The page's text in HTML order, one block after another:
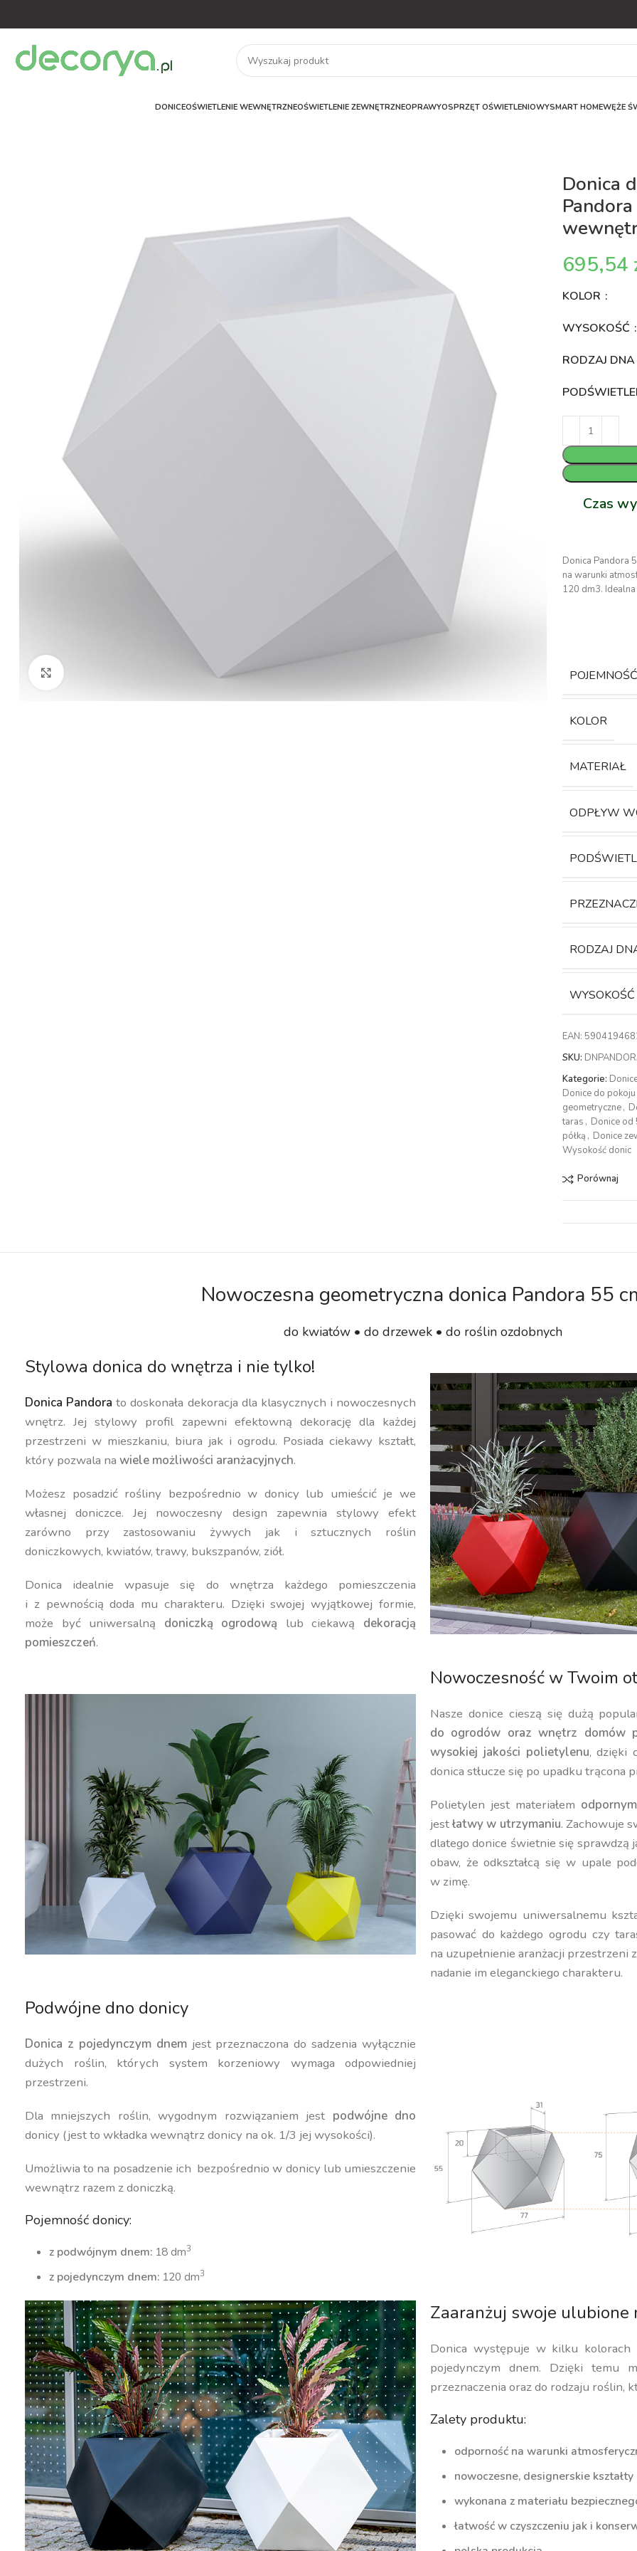
DONICEOŚWIETLENIE WEWNĘTRZNEOŚWIETLENIE ZEWNĘTRZNEOPRAWYOSPRZĘT OŚWIETLENIOWYSMART HOMEWĘŻE
Donica
KOLOR
WYSOKOŚĆ
RODZAJ DNA
Czas
Donica Pandora
na warunki
120 dm3.
POJEMNOŚĆ
KOLOR
MATERIAŁ
ODPŁYW
RODZAJ
WYSOKOŚĆ
EAN:
SKU:
Kategorie:
Donice do pokoju
geometryczne,
taras , Donice od
półką , Donice
Wysokość donic
Porównaj
Nowoczesna geometryczna donica Pandora 55
do kwiatów • do drzewek • do roślin ozdobnych
Stylowa donica do wnętrza i nie tylko!
Donica Pandorato doskonała dekoracja dla klasycznych i nowoczesnych
wnętrz. Jej stylowy profil zapewni efektowną dekorację dla każdej
przestrzeni w mieszkaniu, biura jak i ogrodu. Posiada ciekawy kształt,
który pozwala nawiele możliwości aranżacyjnych.
Możesz posadzić rośliny bezpośrednio w donicy lub umieścić je we
własnej doniczce. Jej nowoczesny design zapewnia stylowy efekt
zarówno przy zastosowaniu żywych jak i sztucznych roślin
doniczkowych, kwiatów, trawy, bukszpanów, ziół.
Donica idealnie wpasuje się do wnętrza każdego pomieszczenia
i z pewnością doda mu charakteru. Dzięki swojej wyjątkowej formie,
może być uniwersalną doniczką ogrodową lub ciekawą dekoracją
pomieszczeń.
Nowoczesność w Twoim
Nasze donice cieszą się dużą
do ogrodów oraz wnętrz domów
wysokiej jakości polietylenu, dzięki
donica stłucze się po upadku trącona
Polietylen jest materiałem
jestłatwy w utrzymaniu. Zachowuje
dlatego donice świetnie się sprawdzą
obaw, że odkształcą się w upale
w zimę.
Dzięki swojemu uniwersalnemu
pasować do każdego ogrodu czy
na uzupełnienie aranżacji
nadanie im eleganckiego charakteru.
Podwójne dno donicy
Donica z pojedynczym dnemjest przeznaczona do sadzenia wyłącznie
dużych roślin, których system korzeniowy wymaga odpowiedniej
przestrzeni.
Dla mniejszych roślin, wygodnym rozwiązaniem jest podwójne dno
donicy (jest to wkładka wewnątrz donicy na ok. 1/3 jej wysokości).
Umożliwia to na posadzenie ich bezpośrednio w donicy lub umieszczenie
wewnątrz razem z doniczką.
Pojemność donicy:
z podwójnym dnem: 18 dm3
z pojedynczym dnem: 120 dm3
Zaaranżuj swoje ulubione
Donica występuje w kilku
pojedynczym dnem. Dzięki temu
przeznaczenia oraz do rodzaju roślin,
Zalety produktu:
odporność na warunki
nowoczesne, designerskie kształty
wykonana z materiału
łatwość w czyszczeniu jak i